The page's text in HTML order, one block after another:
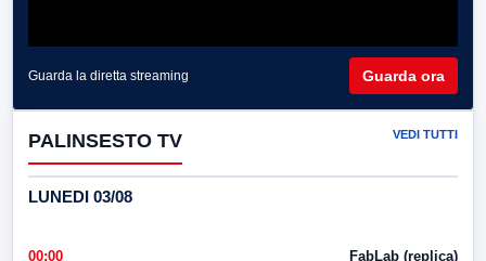
Guarda la diretta streaming Guarda ora
PALINSESTO TV VEDI TUTTI
LUNEDI 03/08
00:00 FabLab (replica)